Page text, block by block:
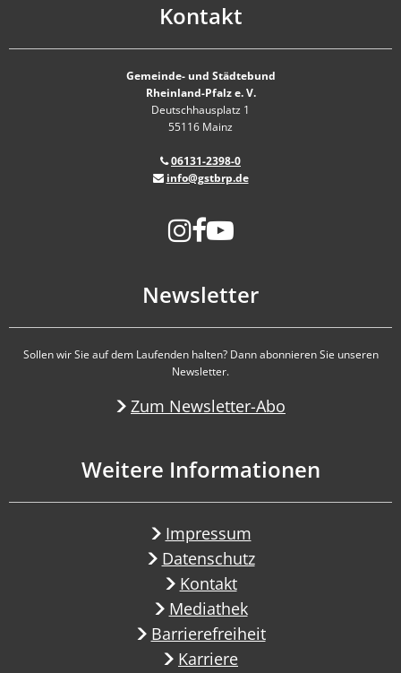
Kontakt
Gemeinde- und Städtebund
Rheinland-Pfalz e. V.
Deutschhausplatz 1
55116 Mainz
06131-2398-0
info@gstbrp.de
Newsletter
Sollen wir Sie auf dem Laufenden halten? Dann abonnieren Sie unseren
Newsletter.
Zum Newsletter-Abo
Weitere Informationen
Impressum
Datenschutz
Kontakt
Mediathek
Barrierefreiheit
Karriere